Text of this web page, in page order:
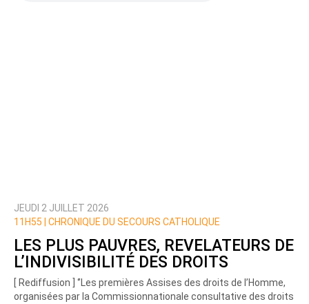
JEUDI 2 JUILLET 2026
11H55 |
CHRONIQUE DU SECOURS CATHOLIQUE
LES PLUS PAUVRES, REVELATEURS DE
L’INDIVISIBILITÉ DES DROITS
[ Rediffusion ] ‘’Les premières Assises des droits de l’Homme,
organisées par la Commissionnationale consultative des droits